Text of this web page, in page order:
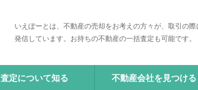
いえぽーとは、不動産の売却をお考えの方々が、取引の
発信しています。お持ちの不動産の一括査定も可能です。
査定について知る 不動産会社を見つける